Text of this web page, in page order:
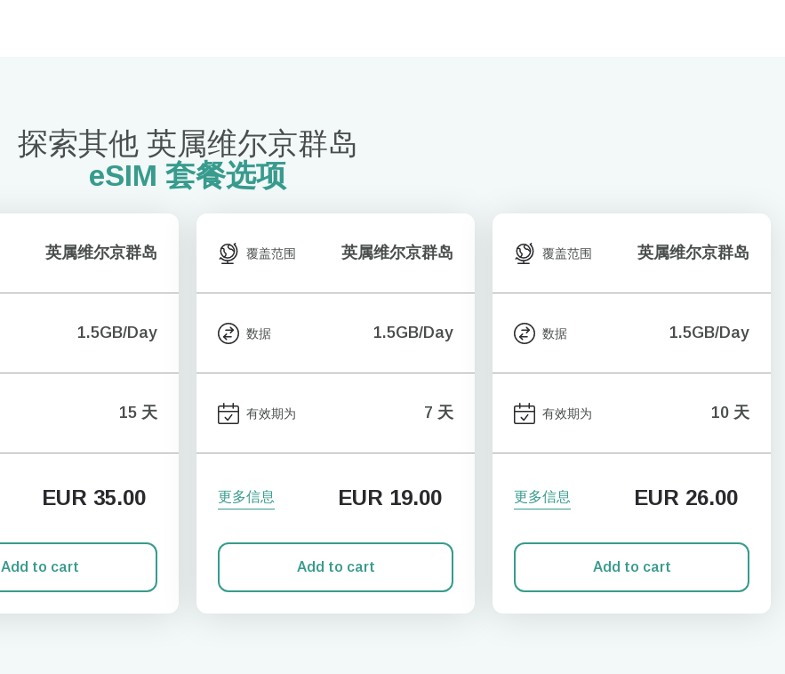
探索其他 英属维尔京群岛
eSIM 套餐选项
英属维尔京群岛
1.5GB/Day
15 天
EUR 35.00
Add to cart
覆盖范围 英属维尔京群岛
数据 1.5GB/Day
有效期为 7 天
更多信息 EUR 19.00
Add to cart
覆盖范围 英属维尔京群岛
数据 1.5GB/Day
有效期为 10 天
更多信息 EUR 26.00
Add to cart